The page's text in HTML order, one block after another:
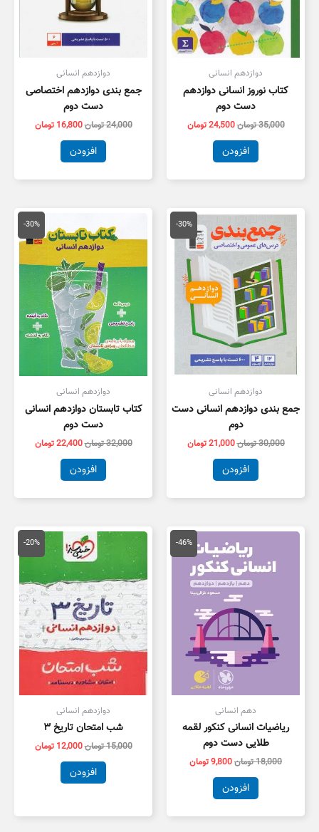
دوازدهم انسانی
کتاب نوروز انسانی دوازدهم
دست دوم
35,000تومان24,500تومان
افزودن
دوازدهم انسانی
جمع بندی دوازدهم اختصاصی
دست دوم
24,000تومان16,800 تومان
افزودن
-30%
دوازدهم انسانی
جمع بندی دوازدهم انسانی دست
دوم
30,000تومان
قیمت
اصلی
30,000 تومان
بود.
21,000تومان
قیمت
فعلی
21,000 تومان
است.
افزودن
-30%
دوازدهم انسانی
کتاب تابستان دوازدهم انسانی
دست دوم
32,000تومان
اصلی
32,000 تومان
بود.
22,400تومان
قیمت
فعلی
است.
افزودن
-46%
دهم انسانی
ریاضیات انسانی کنکور لقمه
طلایی دست دوم
18,000تومان
قیمت
اصلی
18,000 تومان
بود.
9,800تومان
قیمت
فعلی
افزودن
-20%
دوازدهم انسانی
شب امتحان تاریخ ۳
15,000تومان
قیمت
اصلی
15,000 تومان
بود.
12,000 تومان
قیمت
فعلی
افزودن